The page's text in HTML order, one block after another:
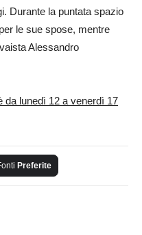
Durante la puntata spazio
le sue spose, mentre
Alessandro
da lunedì 12 a venerdì 17
Preferite